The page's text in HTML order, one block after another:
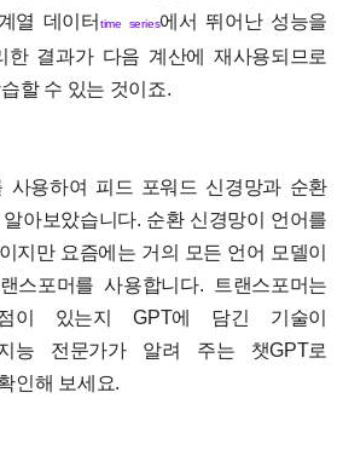
열 데이터 time series에서 뛰어난 성능을
한 결과가 다음 계산에 재사용되므로
할 수 있는 것이죠.
사용하여 피드 포워드 신경망과 순환
아보았습니다. 순환 신경망이 언어를
지만 요즘에는 거의 모든 언어 모델이
스포머를 사용합니다. 트랜스포머는
이 있는지 GPT에 담긴 기술이
능 전문가가 알려 주는 챗GPT로
인해 보세요.